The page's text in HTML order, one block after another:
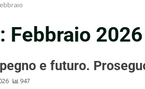
Febbraio 2026
e futuro.
947